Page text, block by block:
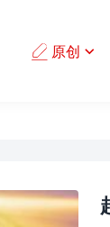
 原创 